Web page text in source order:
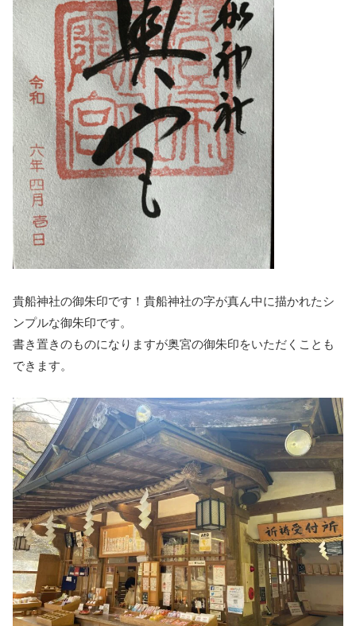
貴船神社の御朱印です！貴船神社の字が真ん中に描かれたシ
ンプルな御朱印です。
書き置きのものになりますが奥宮の御朱印をいただくことも
できます。